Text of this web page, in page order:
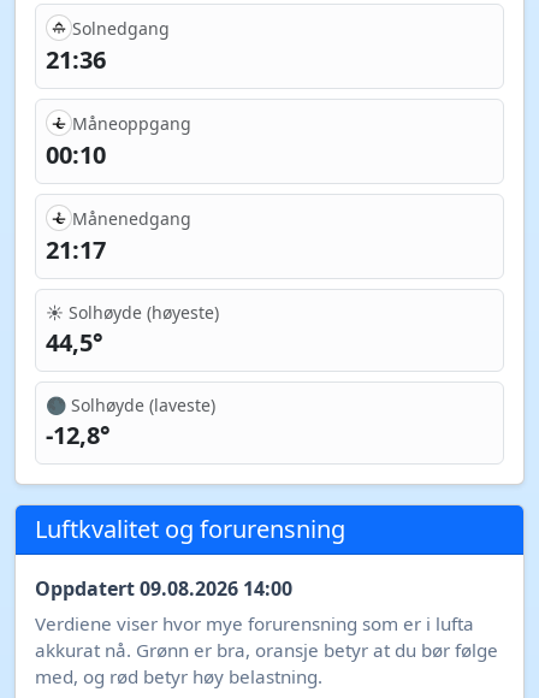
Solnedgang
21:36
Måneoppgang
00:10
Månenedgang
21:17
☀️ Solhøyde (høyeste)
44,5°
🌑 Solhøyde (laveste)
-12,8°
Luftkvalitet og forurensning
Oppdatert 09.08.2026 14:00
Verdiene viser hvor mye forurensning som er i lufta
akkurat nå. Grønn er bra, oransje betyr at du bør følge
med, og rød betyr høy belastning.